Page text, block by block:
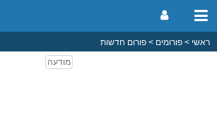
ראשי פורומים פורום חדשות